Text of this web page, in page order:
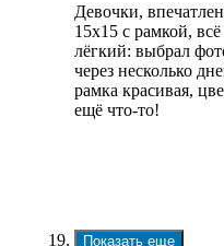
Девочки,
15х15 с рамкой,
лёгкий: выбрал
через несколько
рамка красивая,
ещё что-то!
Показать еще